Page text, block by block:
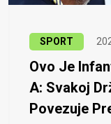
SPORT
Ovo Je
A: Svakoj
Povezuje